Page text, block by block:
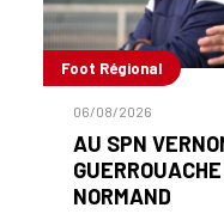
Foot Régional
06/08/2026
AU SPN
NORMAND